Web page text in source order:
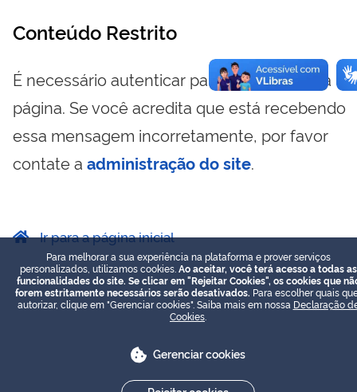
Conteúdo Restrito
É necessário autenticar para visualizar essa
página. Se você acredita que está recebendo
essa mensagem incorretamente, por favor
contate a administração do site.
Ir para a página inicial
Para melhorar a sua experiência na plataforma e prover serviços
personalizados, utilizamos cookies. Ao aceitar, você terá acesso a todas as
funcionalidades do site. Se clicar em "Rejeitar Cookies", os cookies que
forem estritamente necessários serão desativados. Para escolher quais
autorizar, clique em "Gerenciar cookies". Saiba mais em nossa Declaração
Cookies
Gerenciar cookies